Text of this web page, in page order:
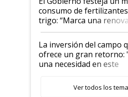
consumo de
trigo: “Marca una
confianza de los
La inversión del campo
ofrece un gran retorno:
una necesidad en este
Ver todos los